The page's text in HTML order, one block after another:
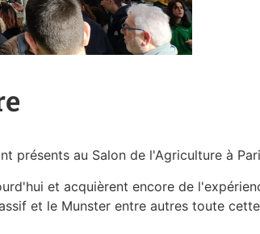
présents au Salon de l'Agriculture à
et acquièrent encore de
et le Munster entre autres toute cette